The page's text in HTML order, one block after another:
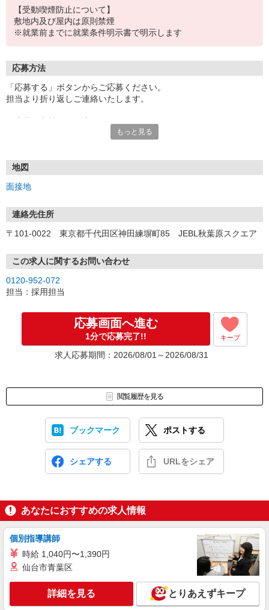
【受動喫煙防止について】
敷地内及び屋内は原則禁煙
※就業前までに就業条件明示書で明示します
応募方法
「応募する」ボタンからご応募ください。
担当より折り返しご連絡いたします。
*来社面接またはオンライン面接が可能です。
（応募情報不足の場合は、履歴書・職務経歴書を頂くケースがあ
▼内定（面接後、最短翌営業日）
*当社より内定通知をお送りします。
*内定にご承諾いただけましたら、採用決定となります。
*当社の正社員としてご入社いただきます。
*辞令の授与、オリエンテーションをお受けいただきます。
▼配属先の決定（★）
*当社が配属先を決定します。
▼就業開始
*配属先にて、当社の派遣スタッフとしてご就業いただきます。
★入社前に配属先が決定する場合もございます。
いずれの場合も、入社された時点で給与が発生します。（当社規
株式会社テクノ・サービス 札幌営業所
〒060-0042 北海道札幌市中央区大通西1-14-2 桂和大通ビル50
もっと見る
地図
面接地
連絡先住所
〒101-0022 東京都千代田区神田練塀町85 JEBL秋葉原スクエア
この求人に関するお問い合わせ
0120-952-072
担当：採用担当
応募画面へ進む
1分で応募完了!! キープ
求人応募期間：2026/08/01～2026/08/31
閲覧履歴を見る
ブックマーク ポストする
シェアする URLをシェア
あなたにおすすめの求人情報
個別指導講師
時給 1,040円〜1,390円
仙台市青葉区
詳細を見る とりあえずキープ